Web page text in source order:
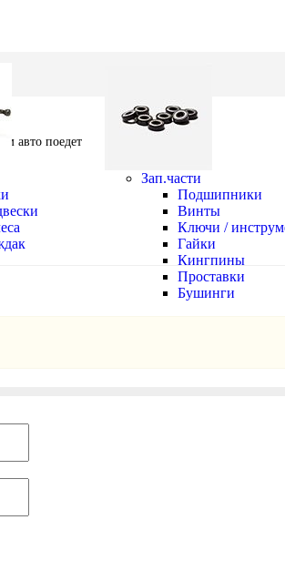
Зап.части
Подшипники
Винты
Ключи /
Гайки
Кингпины
Проставки
Бушинги
авто поедет